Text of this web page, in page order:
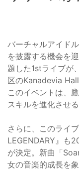
バーチャルアイド
を披露する機会を
題した1stライブが
区のKanadevia
このイベントは、
スキルを進化させ
さらに、このライ
LEGENDARY』も
が決定。新曲「
女の音楽的成長を